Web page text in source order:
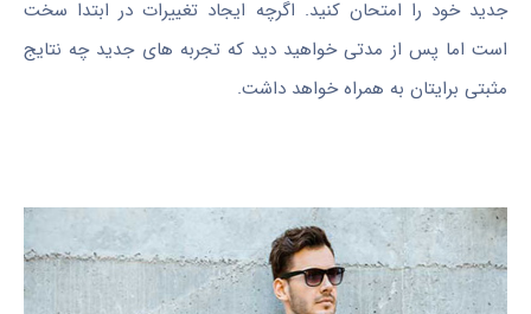
جدید خود را امتحان کنید. اگرچه ایجاد تغییرات در ابتدا سخت
است اما پس از مدتی خواهید دید که تجربه های جدید چه نتایج
مثبتی برایتان به همراه خواهد داشت.